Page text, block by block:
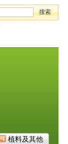
植料及其他